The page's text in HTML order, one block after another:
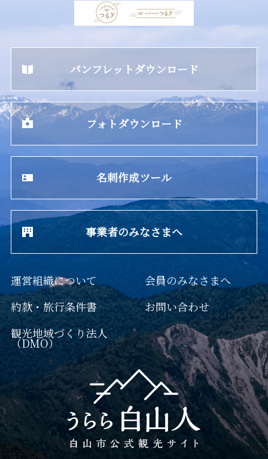
パンフレットダウンロード
フォトダウンロード
名刺作成ツール
事業者のみなさまへ
運営組織について
約款・旅行条件書
観光地域づくり法人
（DMO）
会員のみなさまへ
お問い合わせ